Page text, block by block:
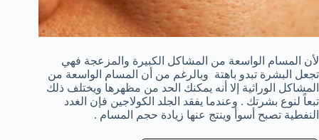
لأن المسام الواسعة من المشاكل الكبيرة والمزعجة فهي
تجعل البشرة تبدو باهتة وبالرغم من أن المسام الواسعة من
المشاكل الوراثية إلا أنه يمكنك الحد من مظهرها ويختلف ذلك
تبعاً لنوع بشرتك . وعندما يفقد الجلد الكولاجين فإن الغدد
النفطية تصبح أسوأ وينتج عنها زيادة حجم المسام .